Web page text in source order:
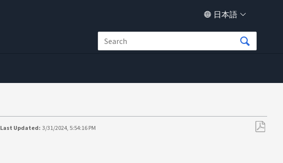
日本語
Last Updated: 3/31/2024, 5:54:16 PM